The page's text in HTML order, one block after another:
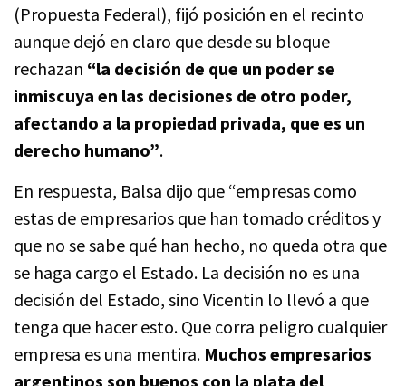
(Propuesta Federal), fijó posición en el recinto
aunque dejó en claro que desde su bloque
rechazan “la decisión de que un poder se
inmiscuya en las decisiones de otro poder,
afectando a la propiedad privada, que es un
derecho humano”.
En respuesta, Balsa dijo que “empresas como
estas de empresarios que han tomado créditos y
que no se sabe qué han hecho, no queda otra que
se haga cargo el Estado. La decisión no es una
decisión del Estado, sino Vicentin lo llevó a que
tenga que hacer esto. Que corra peligro cualquier
empresa es una mentira. Muchos empresarios
argentinos son buenos con la plata del